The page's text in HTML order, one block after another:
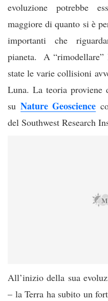
evoluzione potrebbe
maggiore di quanto si è
importanti che
pianeta. A “rimodellare”
state le varie collisioni
Luna. La teoria proviene
suNature Geoscience
del Southwest Research
All’inizio della sua
– la Terra ha subito un